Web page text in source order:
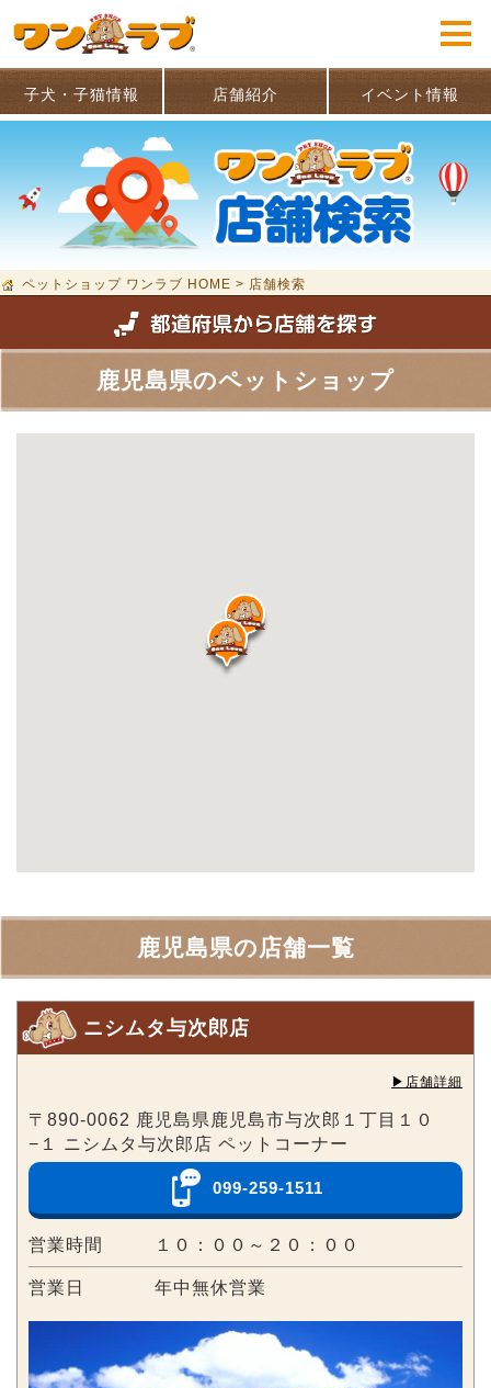
子犬・子猫情報 店舗紹介 イベント情報
ペットショップ ワンラブ HOME > 店舗検索
鹿児島県のペットショップ
鹿児島県の店舗一覧
ニシムタ与次郎店
▶︎店舗詳細
〒890-0062 鹿児島県鹿児島市与次郎１丁目１０
−１ ニシムタ与次郎店 ペットコーナー
099-259-1511
営業時間 １０：００～２０：００
営業日 年中無休営業